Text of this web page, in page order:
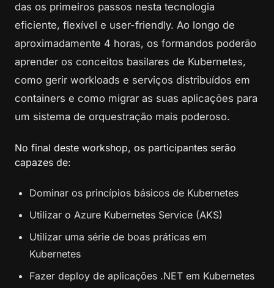
das os primeiros passos nesta tecnologia
eficiente, flexível e user-friendly. Ao longo de
aproximadamente 4 horas, os formandos poderão
aprender os conceitos basilares de Kubernetes,
como gerir workloads e serviços distribuídos em
containers e como migrar as suas aplicações para
um sistema de orquestração mais poderoso.
No final deste workshop, os participantes serão
capazes de:
Dominar os princípios básicos de Kubernetes
Utilizar o Azure Kubernetes Service (AKS)
Utilizar uma série de boas práticas em
Kubernetes
Fazer deploy de aplicações .NET em Kubernetes